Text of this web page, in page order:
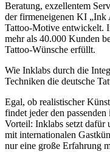
Beratung, exzellentem
der firmeneigenen KI
Tattoo-Motive entwickelt.
mehr als 40.000 Kunden
Tattoo-Wünsche erfüllt.
Wie Inklabs durch die
Techniken die deutsche
Egal, ob realistischer
findet jeder den
Vorteil: Inklabs setzt dafür
mit internationalen
nur eine große Erfahrung